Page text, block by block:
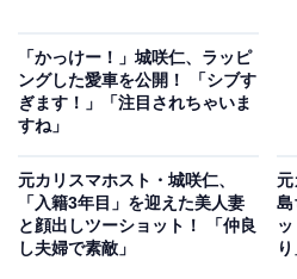
「かっけー！」城咲仁、ラッピ
ングした愛車を公開！ 「シブす
ぎます！」「注目されちゃいま
すね」
元カリスマホスト・城咲仁、
「入籍3年目」を迎えた美人妻
と顔出しツーショット！ 「仲良
し夫婦で素敵」
島
り